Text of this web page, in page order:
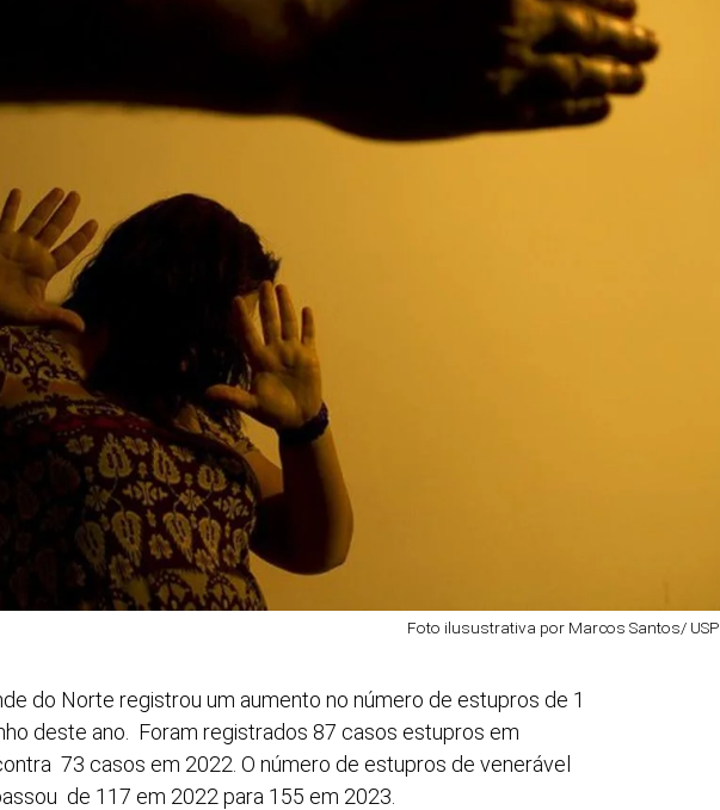
Foto ilusustrativa por Marcos Santos/ USP
do Norte registrou um aumento no número de estupros de 1
deste ano. Foram registrados 87 casos estupros em
73 casos em 2022. O número de estupros de venerável
de 117 em 2022 para 155 em 2023.